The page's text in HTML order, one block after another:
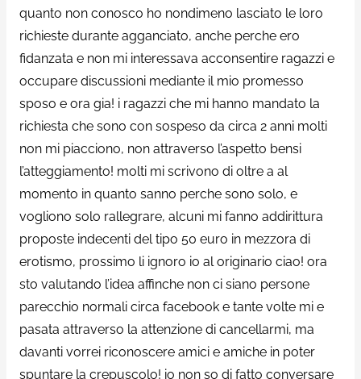
quanto non conosco ho nondimeno lasciato le loro
richieste durante agganciato, anche perche ero
fidanzata e non mi interessava acconsentire ragazzi e
occupare discussioni mediante il mio promesso
sposo e ora gia! i ragazzi che mi hanno mandato la
richiesta che sono con sospeso da circa 2 anni molti
non mi piacciono, non attraverso l’aspetto bensi
l’atteggiamento! molti mi scrivono di oltre a al
momento in quanto sanno perche sono solo, e
vogliono solo rallegrare, alcuni mi fanno addirittura
proposte indecenti del tipo 50 euro in mezzora di
erotismo, prossimo li ignoro io al originario ciao! ora
sto valutando l’idea affinche non ci siano persone
parecchio normali circa facebook e tante volte mi e
pasata attraverso la attenzione di cancellarmi, ma
davanti vorrei riconoscere amici e amiche in poter
spuntare la crepuscolo! io non so di fatto conversare